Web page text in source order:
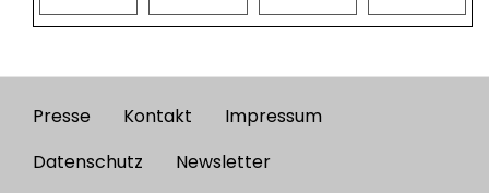
Footer
menu
Presse Kontakt
Impressum
Datenschutz
Newsletter